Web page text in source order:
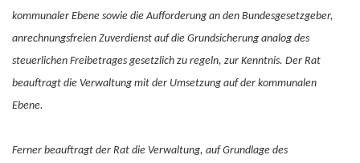
kommunaler Ebene sowie die Aufforderung an den Bundesgesetzgeber,
anrechnungsfreien Zuverdienst auf die Grundsicherung analog des
steuerlichen Freibetrages gesetzlich zu regeln, zur Kenntnis. Der Rat
beauftragt die Verwaltung mit der Umsetzung auf der kommunalen
Ebene.
Ferner beauftragt der Rat die Verwaltung, auf Grundlage des